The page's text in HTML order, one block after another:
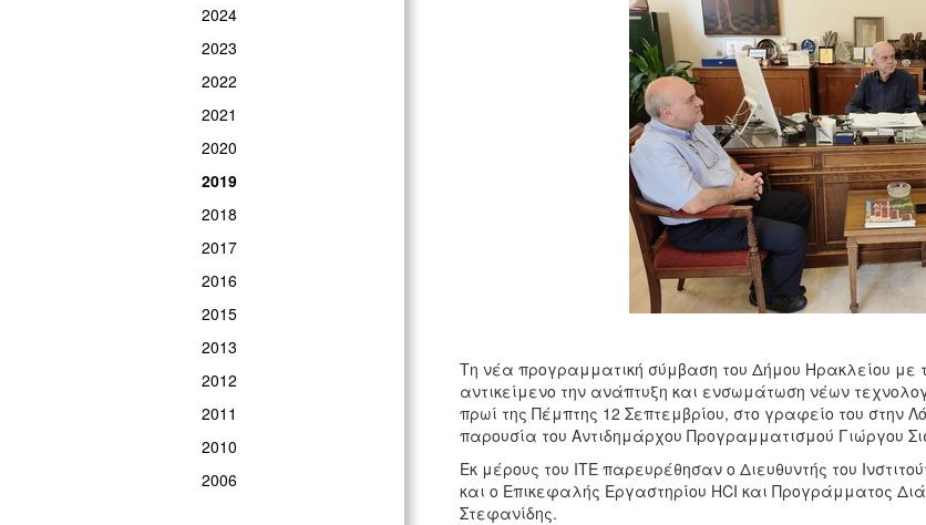
2024
2023
2022
2021
2020
2019
2018
2017
2016
2015
2013
2012
2011
2010
2006
Τη νέα προγραμματική σύμβαση του Δήμου Ηρακλείου με
αντικείμενο την ανάπτυξη και ενσωμάτωση νέων
πρωί της Πέμπτης 12 Σεπτεμβρίου, στο γραφείο του στην
παρουσία του Αντιδημάρχου Προγραμματισμού Γιώργου
Εκ μέρους του ΙΤΕ παρευρέθησαν ο Διευθυντής του
και ο Επικεφαλής Εργαστηρίου HCI και Προγράμματος
Στεφανίδης.